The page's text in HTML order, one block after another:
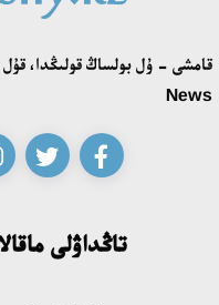
قونايەۆ قالاسىنىڭ اكىمى
اقەركە امالياتتى قابىلدادى
News
تاڭداۋلى ماقالا